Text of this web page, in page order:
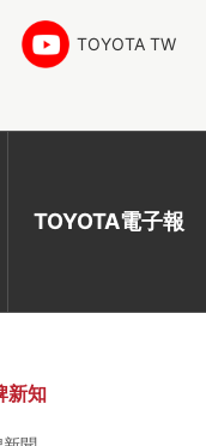
TOYOTA TW
TOYOTA電子報
新知